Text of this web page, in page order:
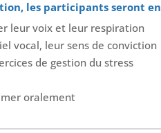
les participants seront
leur voix et leur respiration
vocal, leur sens de conviction
de gestion du stress
oralement